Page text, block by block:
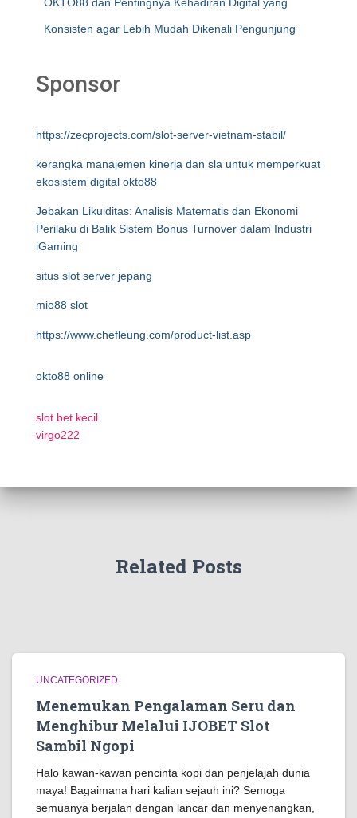
Konsisten agar Lebih Mudah Dikenali Pengunjung
Sponsor
https://zecprojects.com/slot-server-vietnam-stabil/
kerangka manajemen kinerja dan sla untuk memperkuat
ekosistem digital okto88
Jebakan Likuiditas: Analisis Matematis dan Ekonomi
Perilaku di Balik Sistem Bonus Turnover dalam Industri
iGaming
situs slot server jepang
mio88 slot
https://www.chefleung.com/product-list.asp
okto88 online
slot bet kecil
virgo222
Related Posts
UNCATEGORIZED
Menemukan Pengalaman Seru dan
Menghibur Melalui IJOBET Slot
Sambil Ngopi
Halo kawan-kawan pencinta kopi dan penjelajah dunia
maya! Bagaimana hari kalian sejauh ini? Semoga
semuanya berjalan dengan lancar dan menyenangkan,